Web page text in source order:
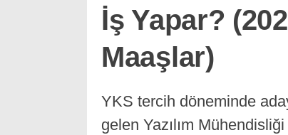
İş Yapar?
Maaşlar)
YKS tercih döneminde
gelen Yazılım